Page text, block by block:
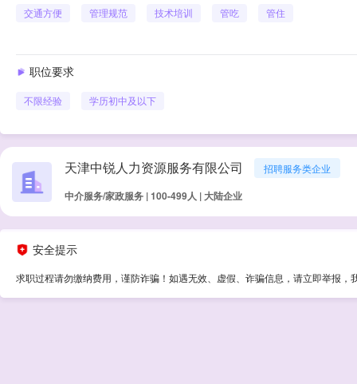
交通方便 管理规范 技术培训 管吃 管住
职位要求
不限经验 学历初中及以下
天津中锐人力资源服务有限公司 招聘服务类企业
中介服务/家政服务 | 100-499人 | 大陆企业
安全提示
求职过程请勿缴纳费用，谨防诈骗！如遇无效、虚假、诈骗信息，请立即举报，